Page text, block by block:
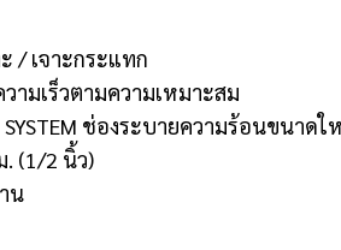
/ เจาะกระแทก
มเร็วตามความเหมาะสม
SYSTEM ช่องระบายความร้อนขน
(1/2 นิ้ว)
น